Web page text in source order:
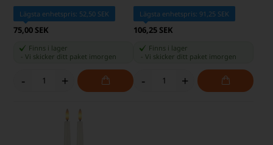
Lägsta enhetspris: 52,50 SEK
75,00 SEK
Finns i lager
-Vi skicker ditt paket imorgen
- +
Lägsta enhetspris: 91,25 SEK
106,25 SEK
Finns i lager
Vi skicker ditt paket imorgen
- +